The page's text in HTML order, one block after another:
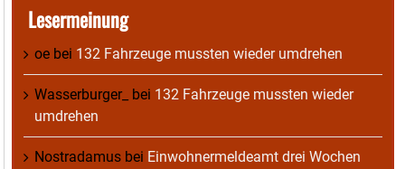
Lesermeinung
oe bei 132 Fahrzeuge mussten wieder umdrehen
Wasserburger_ bei 132 Fahrzeuge mussten wieder
umdrehen
Nostradamus bei Einwohnermeldeamt drei Wochen